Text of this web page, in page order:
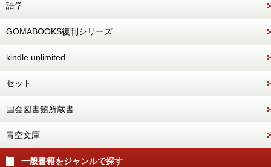
語学
GOMABOOKS復刊シリーズ
kindle unlimited
セット
国会図書館所蔵書
青空文庫
一般書籍をジャンルで探す